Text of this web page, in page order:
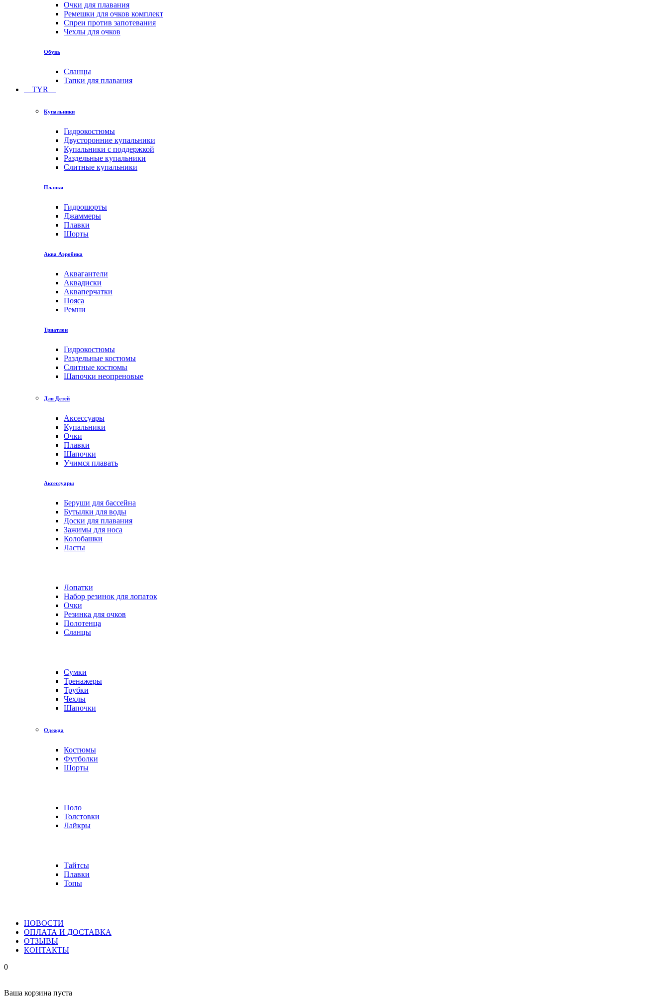
Очки для плавания
Ремешки для очков комплект
Спреи против запотевания
Чехлы для очков
Обувь
Сланцы
Тапки для плавания
TYR
Купальники
Гидрокостюмы
Двусторонние купальники
Купальники с поддержкой
Раздельные купальники
Слитные купальники
Плавки
Гидрошорты
Джаммеры
Плавки
Шорты
Аква Аэробика
Аквагантели
Аквадиски
Акваперчатки
Пояса
Ремни
Триатлон
Гидрокостюмы
Раздельные костюмы
Слитные костюмы
Шапочки неопреновые
Для Детей
Аксессуары
Купальники
Очки
Плавки
Шапочки
Учимся плавать
Аксессуары
Беруши для бассейна
Бутылки для воды
Доски для плавания
Зажимы для носа
Колобашки
Ласты
Лопатки
Набор резинок для лопаток
Очки
Резинка для очков
Полотенца
Сланцы
Сумки
Тренажеры
Трубки
Чехлы
Шапочки
Одежда
Костюмы
Футболки
Шорты
Поло
Толстовки
Лайкры
Тайтсы
Плавки
Топы
НОВОСТИ
ОПЛАТА И ДОСТАВКА
ОТЗЫВЫ
КОНТАКТЫ
0
Ваша корзина пуста